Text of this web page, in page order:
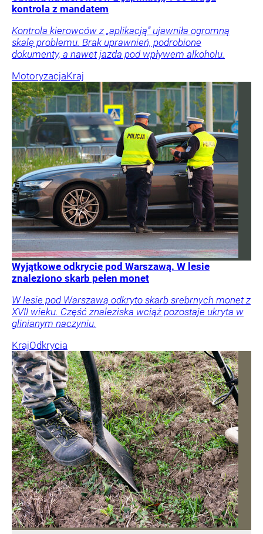
kontrola z mandatem
Kontrola kierowców z „aplikacją” ujawniła ogromną
skalę problemu. Brak uprawnień, podrobione
dokumenty, a nawet jazda pod wpływem alkoholu.
MotoryzacjaKraj
Wyjątkowe odkrycie pod Warszawą. W lesie
znaleziono skarb pełen monet
W lesie pod Warszawą odkryto skarb srebrnych monet z
XVII wieku. Część znaleziska wciąż pozostaje ukryta w
glinianym naczyniu.
KrajOdkrycia